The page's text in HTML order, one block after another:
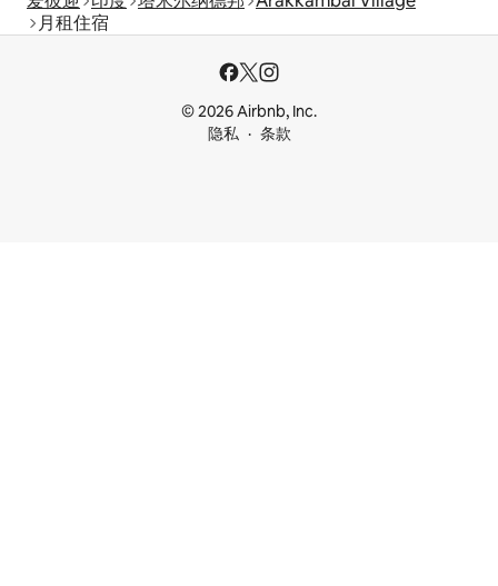
月租住宿
© 2026 Airbnb, Inc.
隐私
条款